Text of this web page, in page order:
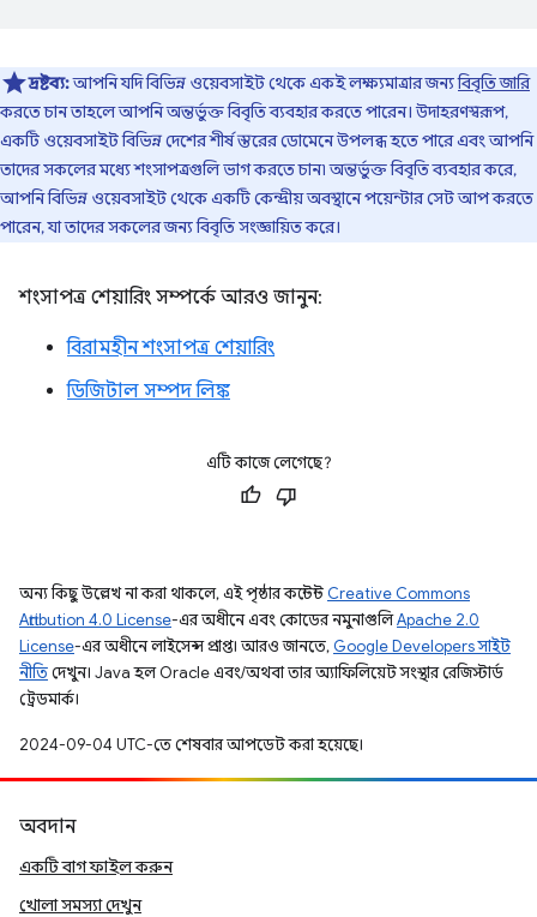
দ্রষ্টব্য:আপনি যদি বিভিন্ন ওয়েবসাইট থেকে একই লক্ষ্যমাত্রার জন্যবিবৃতি জারি
করতে চান তাহলে আপনি অন্তর্ভুক্ত বিবৃতি ব্যবহার করতে পারেন। উদাহরণস্বরূপ,
একটি ওয়েবসাইট বিভিন্ন দেশের শীর্ষ স্তরের ডোমেনে উপলব্ধ হতে পারে এবং আপনি
তাদের সকলের মধ্যে শংসাপত্রগুলি ভাগ করতে চান৷ অন্তর্ভুক্ত বিবৃতি ব্যবহার করে,
আপনি বিভিন্ন ওয়েবসাইট থেকে একটি কেন্দ্রীয় অবস্থানে পয়েন্টার সেট আপ করতে
পারেন, যা তাদের সকলের জন্য বিবৃতি সংজ্ঞায়িত করে।
শংসাপত্র শেয়ারিং সম্পর্কে আরও জানুন:
বিরামহীন শংসাপত্র শেয়ারিং
ডিজিটাল সম্পদ লিঙ্ক
এটি কাজে লেগেছে?
অন্য কিছু উল্লেখ না করা থাকলে, এই পৃষ্ঠার কন্টেন্ট Creative Commons
Attribution 4.0 License-এর অধীনে এবং কোডের নমুনাগুলিApache 2.0
License-এর অধীনে লাইসেন্স প্রাপ্ত। আরও জানতে, Google Developers সাইট
নীতিদেখুন। Java হল Oracle এবং/অথবা তার অ্যাফিলিয়েট সংস্থার রেজিস্টার্ড
ট্রেডমার্ক।
2024-09-04 UTC-তে শেষবার আপডেট করা হয়েছে।
অবদান
একটি বাগ ফাইল করুন
খোলা সমস্যা দেখুন